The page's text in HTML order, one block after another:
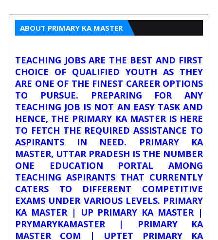
ABOUT PRIMARY KA MASTER
TEACHING JOBS ARE THE BEST AND FIRST
CHOICE OF QUALIFIED YOUTH AS THEY
ARE ONE OF THE FINEST CAREER OPTIONS
TO PURSUE. PREPARING FOR ANY
TEACHING JOB IS NOT AN EASY TASK AND
HENCE, THE PRIMARY KA MASTER IS HERE
TO FETCH THE REQUIRED ASSISTANCE TO
ASPIRANTS IN NEED. PRIMARY KA
MASTER, UTTAR PRADESH IS THE NUMBER
ONE EDUCATION PORTAL AMONG
TEACHING ASPIRANTS THAT CURRENTLY
CATERS TO DIFFERENT COMPETITIVE
EXAMS UNDER VARIOUS LEVELS. PRIMARY
KA MASTER | UP PRIMARY KA MASTER |
PRYMARYKAMASTER | PRIMARY KA
MASTER COM | UPTET PRIMARY KA